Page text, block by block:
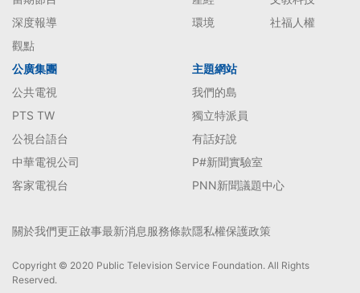
深度報導
觀點
環境
社福人權
公廣集團
公共電視
PTS TW
公視台語台
中華電視公司
客家電視台
主題網站
我們的島
獨立特派員
有話好說
P#新聞實驗室
PNN新聞議題中心
關於我們更正啟事最新消息服務條款隱私權保護政策
Copyright © 2020 Public Television Service Foundation. All Rights
Reserved.